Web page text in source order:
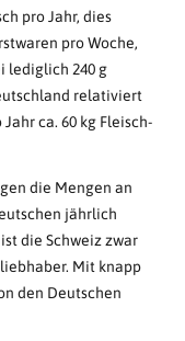
pro Jahr, dies
pro Woche,
lediglich 240 g
relativiert
ca. 60 kg Fleisch-
die Mengen an
jährlich
die Schweiz zwar
Mit knapp
den Deutschen